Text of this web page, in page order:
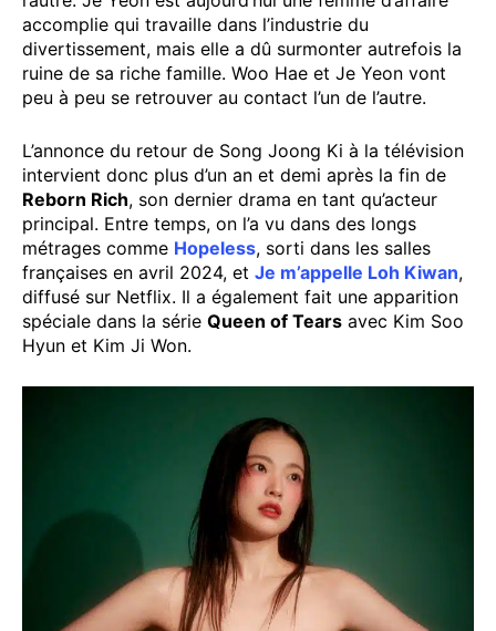
accomplie qui travaille dans l’industrie du
divertissement, mais elle a dû surmonter autrefois la
ruine de sa riche famille. Woo Hae et Je Yeon vont
peu à peu se retrouver au contact l’un de l’autre.
L’annonce du retour de Song Joong Ki à la télévision
intervient donc plus d’un an et demi après la fin de
Reborn Rich, son dernier drama en tant qu’acteur
principal. Entre temps, on l’a vu dans des longs
métrages comme Hopeless, sorti dans les salles
françaises en avril 2024, et Je m’appelle Loh Kiwan,
diffusé sur Netflix. Il a également fait une apparition
spéciale dans la série Queen of Tears avec Kim Soo
Hyun et Kim Ji Won.